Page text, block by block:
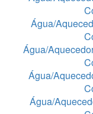
Água/
Água/
Água/
Água/